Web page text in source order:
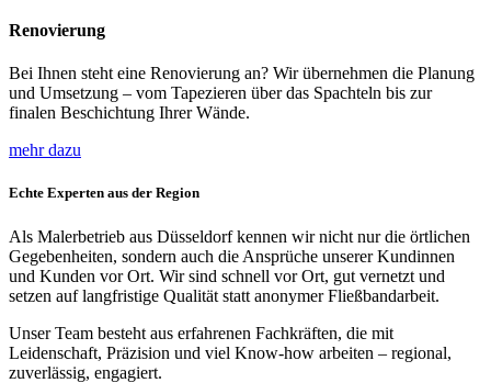
Renovierung
Bei Ihnen steht eine Renovierung an? Wir übernehmen die Planung
und Umsetzung – vom Tapezieren über das Spachteln bis zur
finalen Beschichtung Ihrer Wände.
mehr dazu
Echte Experten aus der Region
Als Malerbetrieb aus Düsseldorf kennen wir nicht nur die örtlichen
Gegebenheiten, sondern auch die Ansprüche unserer Kundinnen
und Kunden vor Ort. Wir sind schnell vor Ort, gut vernetzt und
setzen auf langfristige Qualität statt anonymer Fließbandarbeit.
Unser Team besteht aus erfahrenen Fachkräften, die mit
Leidenschaft, Präzision und viel Know-how arbeiten – regional,
zuverlässig, engagiert.